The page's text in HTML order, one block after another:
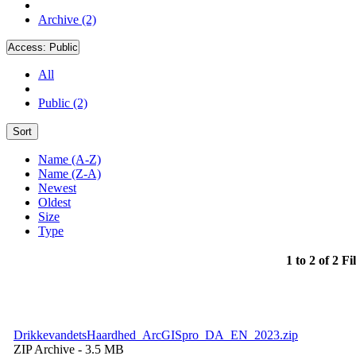
Archive (2)
Access: Public
All
Public (2)
Sort
Name (A-Z)
Name (Z-A)
Newest
Oldest
Size
Type
1 to 2 of 2
DrikkevandetsHaardhed_ArcGISpro_DA_EN_2023.zip
ZIP Archive - 3.5 MB